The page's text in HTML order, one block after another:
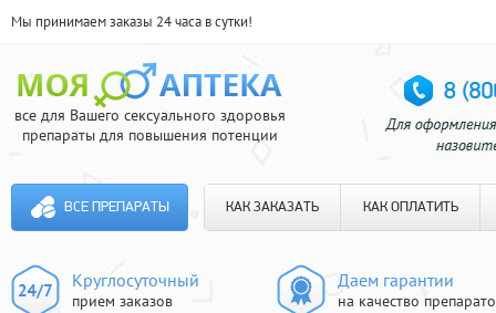
Мы принимаем заказы 24 часа в сутки!
все для Вашего сексуального здоровья
препараты для повышения потенции
ВСЕ ПРЕПАРАТЫ КАК ЗАКАЗАТЬ КАК ОПЛАТИТЬ
Круглосуточный
прием заказов
Даем гарантии
на качество